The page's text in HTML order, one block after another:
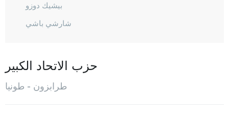
بيشيك دوزو
شارشي باشي
ديرين بازاري
هايرات
حزب الاتحاد الكبير
طرابزون - طونيا